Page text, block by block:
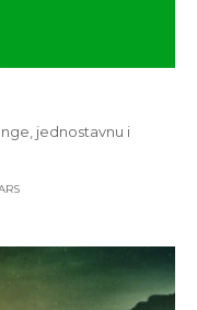
jednostavnu i